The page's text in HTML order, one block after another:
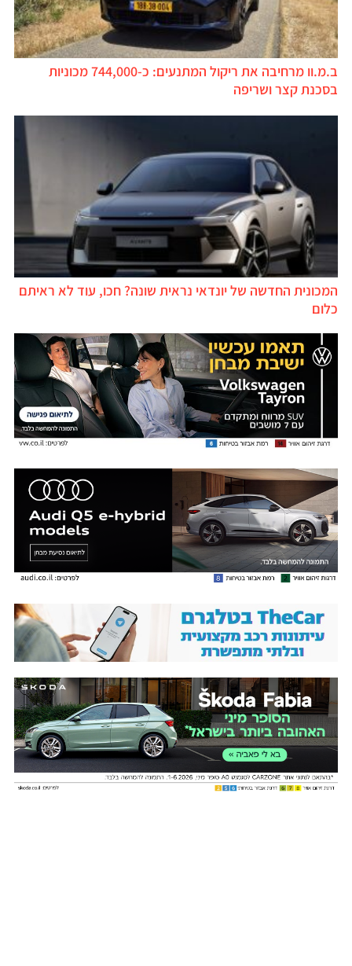
ב.מ.וו מרחיבה את ריקול המתנעים: כ-744,000 מכוניות
בסכנת קצר ושריפה
המכונית החדשה של יונדאי נראית שונה? חכו, עוד לא ראיתם
כלום